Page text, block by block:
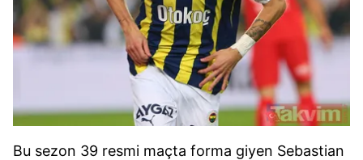
Bu sezon 39 resmi maçta forma giyen Sebastian